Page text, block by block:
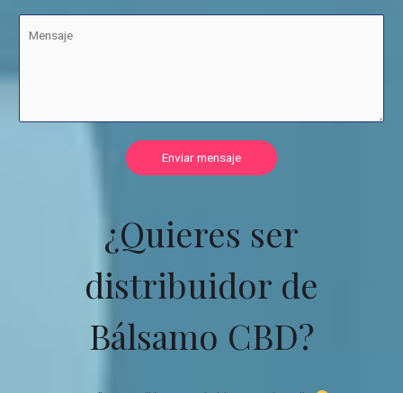
Enviar mensaje
¿Quieres ser
distribuidor de
Bálsamo CBD?